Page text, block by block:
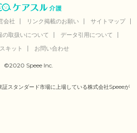
41.2 万円
26.4
5.0万円
会社 リンク掲載のお願い
サイトマップ
の取扱いについて
データ引用について
キット
お問い合わせ
©2020 Speee Inc.
証スタンダード市場に上場している株式会社Speeeが